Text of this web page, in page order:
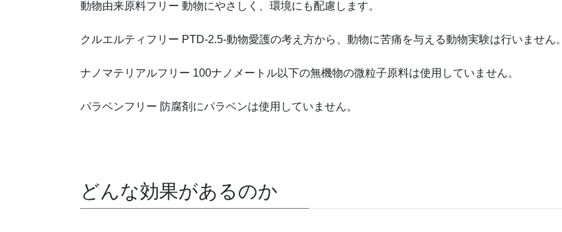
動物由来原料フリー 動物にやさしく、環境にも配慮します。
クルエルティフリー PTD-2.5-動物愛護の考え方から、動物に苦痛を与える動物実験は行いません。
ナノマテリアルフリー 100ナノメートル以下の無機物の微粒子原料は使用していません。
パラベンフリー 防腐剤にパラベンは使用していません。
どんな効果があるのか